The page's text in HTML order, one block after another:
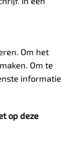
Om het
Om te
informatie
op deze